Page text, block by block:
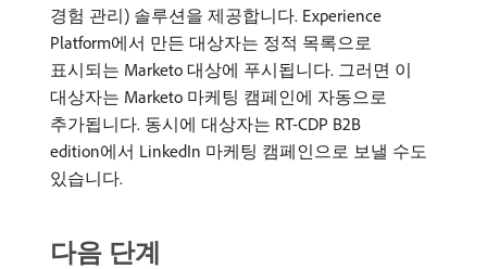
경험 관리) 솔루션을 제공합니다. Experience
Platform에서 만든 대상자는 정적 목록으로
표시되는 Marketo 대상에 푸시됩니다. 그러면 이
대상자는 Marketo 마케팅 캠페인에 자동으로
추가됩니다. 동시에 대상자는 RT-CDP B2B
edition에서 LinkedIn 마케팅 캠페인으로 보낼 수도
있습니다.
다음 단계